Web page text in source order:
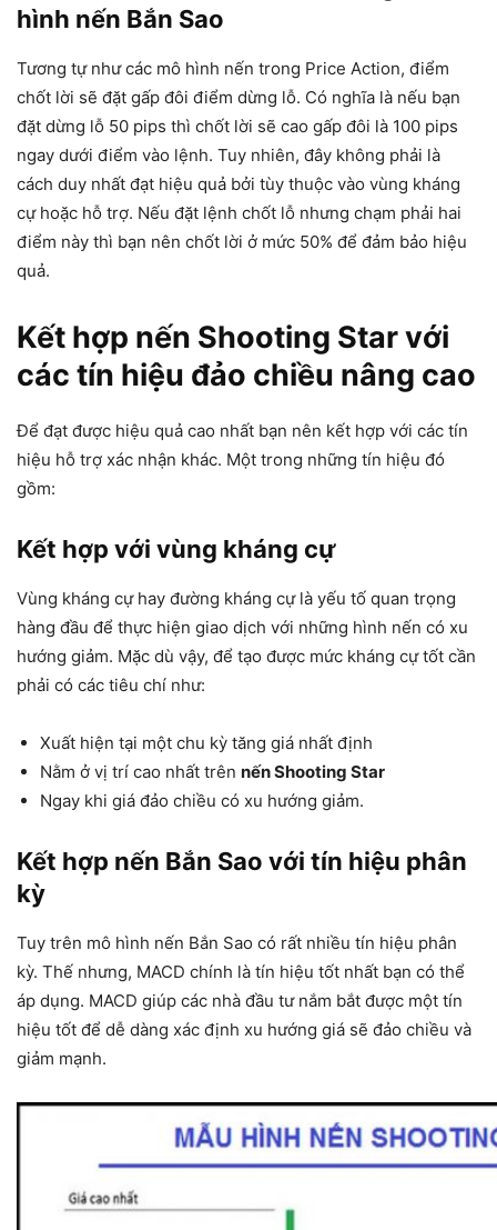
hình nến Bắn Sao
Tương tự như các mô hình nến trong Price Action, điểm
chốt lời sẽ đặt gấp đôi điểm dừng lỗ. Có nghĩa là nếu bạn
đặt dừng lỗ 50 pips thì chốt lời sẽ cao gấp đôi là 100 pips
ngay dưới điểm vào lệnh. Tuy nhiên, đây không phải là
cách duy nhất đạt hiệu quả bởi tùy thuộc vào vùng kháng
cự hoặc hỗ trợ. Nếu đặt lệnh chốt lỗ nhưng chạm phải hai
điểm này thì bạn nên chốt lời ở mức 50% để đảm bảo hiệu
quả.
Kết hợp nến Shooting Star với
các tín hiệu đảo chiều nâng cao
Để đạt được hiệu quả cao nhất bạn nên kết hợp với các tín
hiệu hỗ trợ xác nhận khác. Một trong những tín hiệu đó
gồm:
Kết hợp với vùng kháng cự
Vùng kháng cự hay đường kháng cự là yếu tố quan trọng
hàng đầu để thực hiện giao dịch với những hình nến có xu
hướng giảm. Mặc dù vậy, để tạo được mức kháng cự tốt cần
phải có các tiêu chí như:
Xuất hiện tại một chu kỳ tăng giá nhất định
Nằm ở vị trí cao nhất trên nến Shooting Star
Ngay khi giá đảo chiều có xu hướng giảm.
Kết hợp nến Bắn Sao với tín hiệu phân
kỳ
Tuy trên mô hình nến Bắn Sao có rất nhiều tín hiệu phân
kỳ. Thế nhưng, MACD chính là tín hiệu tốt nhất bạn có thể
áp dụng. MACD giúp các nhà đầu tư nắm bắt được một tín
hiệu tốt để dễ dàng xác định xu hướng giá sẽ đảo chiều và
giảm mạnh.